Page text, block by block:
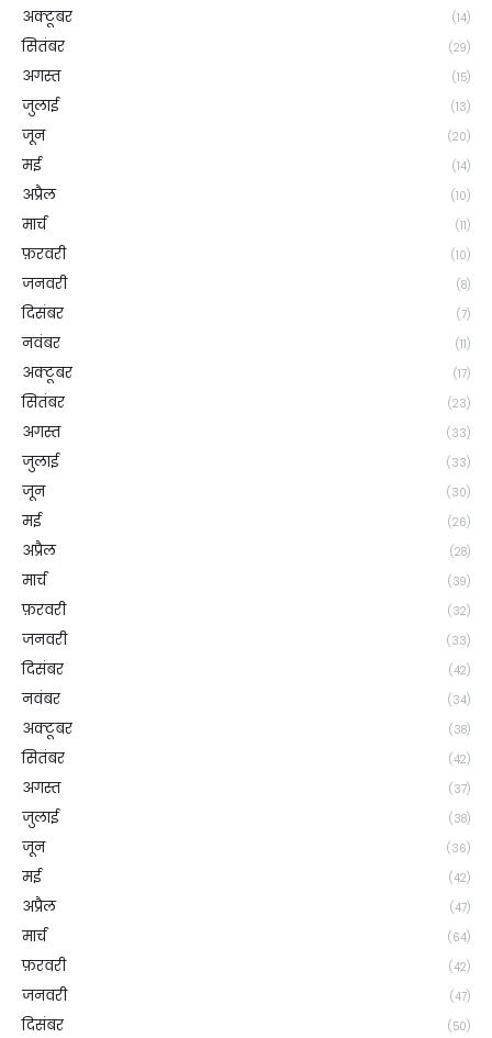
अक्टूबर (14)
सितंबर (29)
अगस्त (15)
जुलाई (13)
जून (20)
मई (14)
अप्रैल (10)
मार्च (11)
फ़रवरी (10)
जनवरी (8)
दिसंबर (7)
नवंबर (11)
अक्टूबर (17)
सितंबर (23)
अगस्त (33)
जुलाई (33)
जून (30)
मई (26)
अप्रैल (28)
मार्च (39)
फ़रवरी (32)
जनवरी (33)
दिसंबर (42)
नवंबर (34)
अक्टूबर (38)
सितंबर (42)
अगस्त (37)
जुलाई (38)
जून (36)
मई (42)
अप्रैल (47)
मार्च (64)
फ़रवरी (42)
जनवरी (47)
दिसंबर (50)